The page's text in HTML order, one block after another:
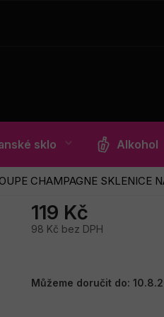
sklo Alkohol
CHAMPAGNE SKLENICE
119 Kč
98 Kč bez DPH
Můžeme doručit do: